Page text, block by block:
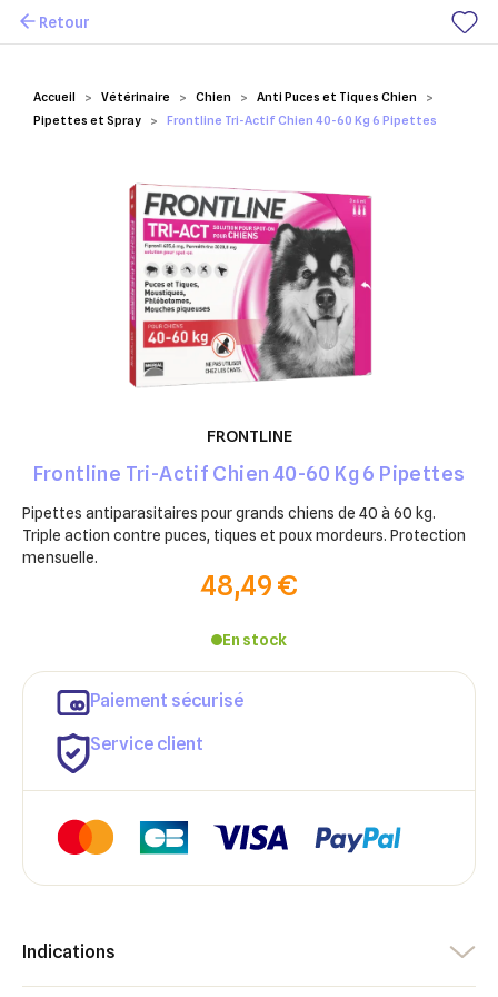
Mes favoris
Accueil Vétérinaire Chien
Anti Puces et Tiques Chien
Pipettes et Spray
Frontline Tri-Actif Chien 40-60 Kg 6 Pipettes
Retour
FRONTLINE
Frontline Tri-Actif Chien 40-60 Kg 6 Pipettes
Pipettes antiparasitaires pour grands chiens de 40 à 60 kg.
Triple action contre puces, tiques et poux mordeurs. Protection
mensuelle.
48,49 €
En stock
Paiement sécurisé
Service client
Indications ×